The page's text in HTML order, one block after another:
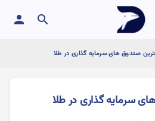
search
person
صندوق های سرمایه گذاری در طلا
سرمایه گذاری در طلا